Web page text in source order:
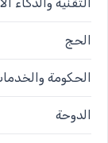
الحج
الحكومة
الدوحة